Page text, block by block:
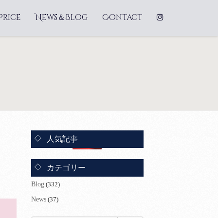
News＆Blog Contact
人気記事
カテゴリー
Blog(332)
News(37)